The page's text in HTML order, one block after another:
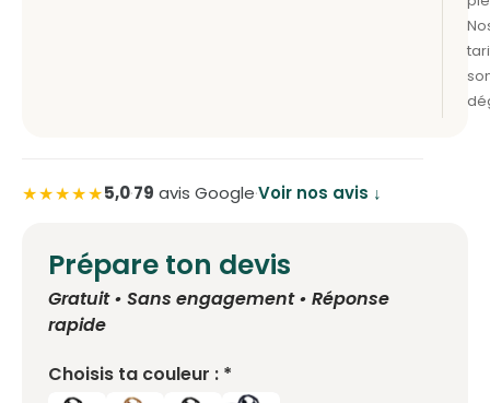
★★★★★5,0·79 avis Google·Voir nos avis ↓
Prépare ton devis
Gratuit • Sans engagement • Réponse
rapide
Choisis ta couleur : *